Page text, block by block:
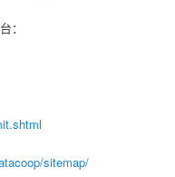
：
sitemap/